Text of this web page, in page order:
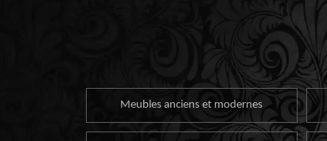
Meubles anciens et modernes